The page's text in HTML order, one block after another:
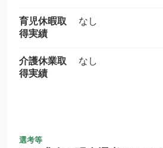
育児休暇取
得実績
なし
介護休業取
得実績
なし
選考等